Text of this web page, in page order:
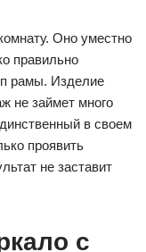
Оно уместно
правильно
рамы. Изделие
не займет много
в своем
проявить
не заставит
с